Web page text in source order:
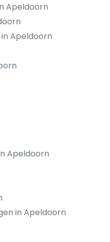
Apeldoorn
Apeldoorn
Apeldoorn
in Apeldoorn